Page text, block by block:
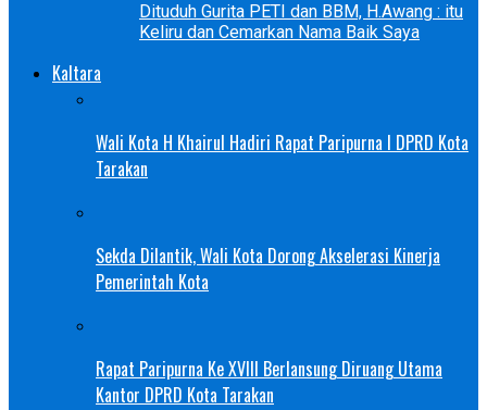
Dituduh Gurita PETI dan BBM, H.Awang : itu
Keliru dan Cemarkan Nama Baik Saya
Kaltara
Wali Kota H Khairul Hadiri Rapat Paripurna I DPRD Kota
Tarakan
Sekda Dilantik, Wali Kota Dorong Akselerasi Kinerja
Pemerintah Kota
Rapat Paripurna Ke XVIII Berlansung Diruang Utama
Kantor DPRD Kota Tarakan